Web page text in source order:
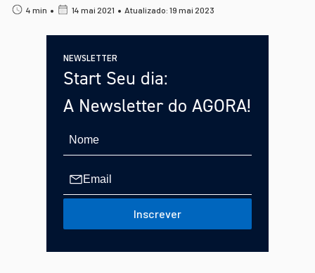
4 min • 14 mai 2021 • Atualizado: 19 mai 2023
NEWSLETTER
Start Seu dia:
A Newsletter do AGORA!
Inscrever